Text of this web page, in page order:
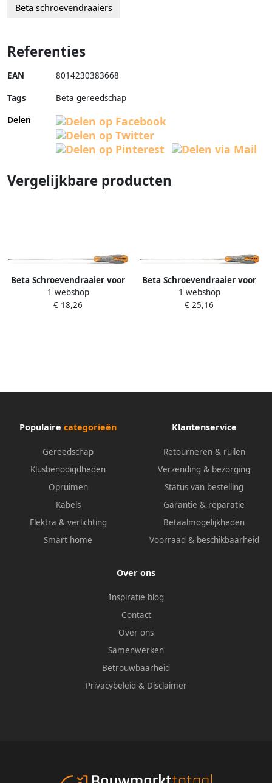
Beta schroevendraaiers
Referenties
EAN 8014230383668
Tags
Beta gereedschap
Delen
Vergelijkbare producten
Beta Schroevendraaier voor
verzonken sleufschroeven
lange uitvoering 1294L
1 webshop
€ 18,26
Beta Schroevendraaier voor
verzonken sleufschroeven
lange uitvoering 1294L 6
1 webshop
€ 25,16
Populaire categorieën
Gereedschap
Klusbenodigdheden
Opruimen
Kabels
Elektra & verlichting
Smart home
Klantenservice
Retourneren & ruilen
Verzending & bezorging
Status van bestelling
Garantie & reparatie
Betaalmogelijkheden
Voorraad & beschikbaarheid
Over ons
Inspiratie blog
Contact
Over ons
Samenwerken
Betrouwbaarheid
Privacybeleid & Disclaimer